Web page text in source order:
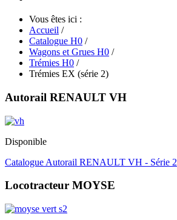
Vous êtes ici :
Accueil /
Catalogue H0 /
Wagons et Grues H0 /
Trémies H0 /
Trémies EX (série 2)
Autorail RENAULT VH
Disponible
Catalogue Autorail RENAULT VH - Série 2
Locotracteur MOYSE